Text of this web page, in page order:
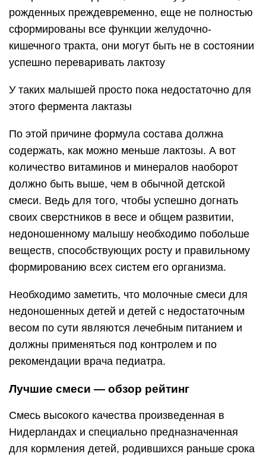
рожденных преждевременно, еще не полностью
сформированы все функции желудочно-
кишечного тракта, они могут быть не в состоянии
успешно переваривать лактозу
У таких малышей просто пока недостаточно для
этого фермента лактазы
По этой причине формула состава должна
содержать, как можно меньше лактозы. А вот
количество витаминов и минералов наоборот
должно быть выше, чем в обычной детской
смеси. Ведь для того, чтобы успешно догнать
своих сверстников в весе и общем развитии,
недоношенному малышу необходимо побольше
веществ, способствующих росту и правильному
формированию всех систем его организма.
Необходимо заметить, что молочные смеси для
недоношенных детей и детей с недостаточным
весом по сути являются лечебным питанием и
должны применяться под контролем и по
рекомендации врача педиатра.
Лучшие смеси — обзор рейтинг
Смесь высокого качества произведенная в
Нидерландах и специально предназначенная
для кормления детей, родившихся раньше срока